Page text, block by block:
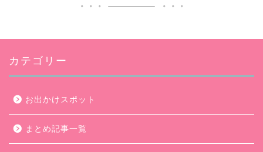
カテゴリー
お出かけスポット
まとめ記事一覧